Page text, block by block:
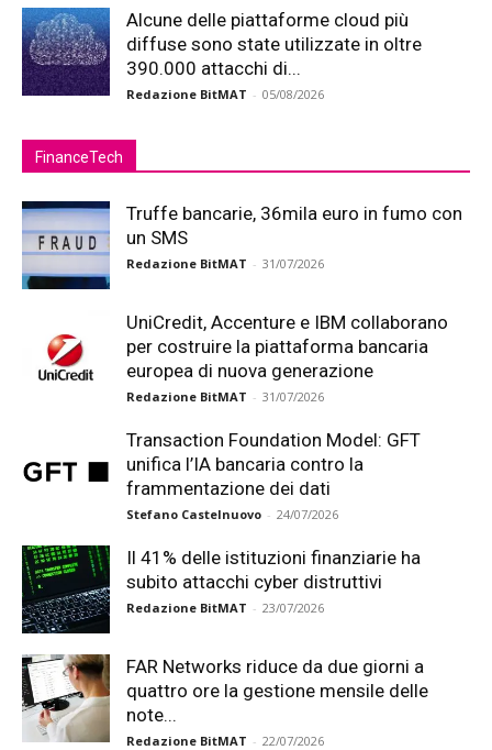
Alcune delle piattaforme cloud più
diffuse sono state utilizzate in oltre
390.000 attacchi di...
Redazione BitMAT - 05/08/2026
FinanceTech
Truffe bancarie, 36mila euro in fumo con
un SMS
Redazione BitMAT - 31/07/2026
UniCredit, Accenture e IBM collaborano
per costruire la piattaforma bancaria
europea di nuova generazione
Redazione BitMAT - 31/07/2026
Transaction Foundation Model: GFT
unifica l’IA bancaria contro la
frammentazione dei dati
Stefano Castelnuovo - 24/07/2026
Il 41% delle istituzioni finanziarie ha
subito attacchi cyber distruttivi
Redazione BitMAT - 23/07/2026
FAR Networks riduce da due giorni a
quattro ore la gestione mensile delle
note...
Redazione BitMAT - 22/07/2026